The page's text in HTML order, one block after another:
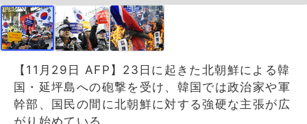
【11月29日 AFP】23日に起きた北朝鮮による韓
国・延坪島への砲撃を受け、韓国では政治家や軍
幹部、国民の間に北朝鮮に対する強硬な主張が広
がり始めている。